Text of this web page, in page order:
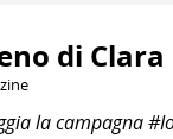
di Clara
la campagna